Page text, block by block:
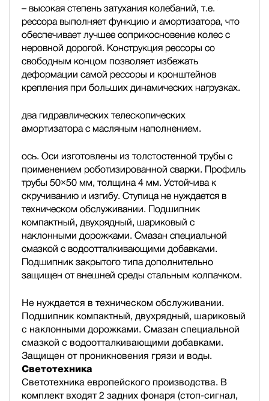
– высокая степень затухания колебаний, т.е.
рессора выполняет функцию и амортизатора, что
обеспечивает лучшее соприкосновение колес с
неровной дорогой. Конструкция рессоры со
свободным концом позволяет избежать
деформации самой рессоры и кронштейнов
крепления при больших динамических нагрузках.
два гидравлических телескопических
амортизатора с масляным наполнением.
ось. Оси изготовлены из толстостенной трубы с
применением роботизированной сварки. Профиль
трубы 50×50 мм, толщина 4 мм. Устойчива к
скручиванию и изгибу. Ступица не нуждается в
техническом обслуживании. Подшипник
компактный, двухрядный, шариковый с
наклонными дорожками. Смазан специальной
смазкой с водоотталкивающими добавками.
Подшипник закрытого типа дополнительно
защищен от внешней среды стальным колпачком.
Не нуждается в техническом обслуживании.
Подшипник компактный, двухрядный, шариковый
с наклонными дорожками. Смазан специальной
смазкой с водоотталкивающими добавками.
Защищен от проникновения грязи и воды.
Светотехника
Светотехника европейского производства. В
комплект входят 2 задних фонаря (стоп-сигнал,